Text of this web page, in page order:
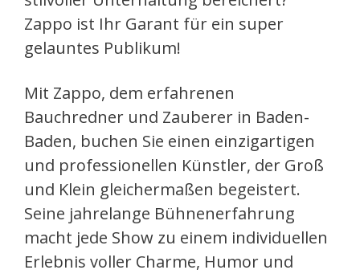
Zappo ist Ihr Garant für ein super
gelauntes Publikum!
Mit Zappo, dem erfahrenen
Bauchredner und Zauberer in Baden-
Baden, buchen Sie einen einzigartigen
und professionellen Künstler, der Groß
und Klein gleichermaßen begeistert.
Seine jahrelange Bühnenerfahrung
macht jede Show zu einem individuellen
Erlebnis voller Charme, Humor und